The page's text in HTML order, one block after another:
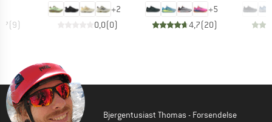
(9)
+2
0,0(0)
+5
4,7(20)
Bjergentusiast Thomas - Forsendelse